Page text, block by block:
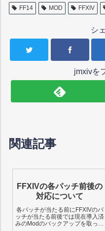
FF14 MOD FFXIV
シ
jmxivを
関連記事
FFXIVの各パッチ前後の
対応について
各パッチが当たる前にFFXIVのパ
ッチが当たる前後では現在導入済
みのModのバックアップを取って